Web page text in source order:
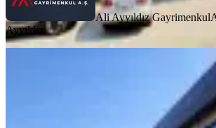
Ali Ayyıldız Gayrimenkul
Ayyıldız
Gimat Shira Ticaret
Yenimahalle, Macun